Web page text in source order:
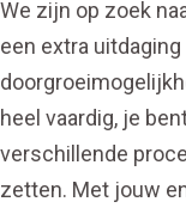
We zijn op zoek
een extra
heel vaardig, je
verschillende
zetten. Met jouw